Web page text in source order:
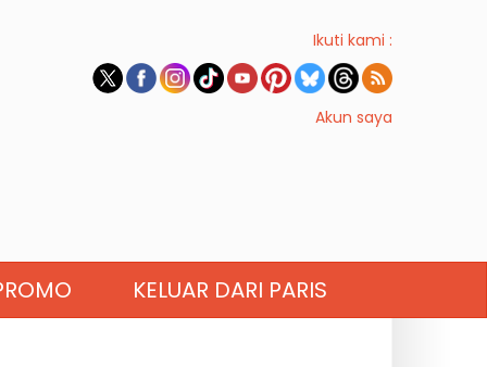
Ikuti kami :
Akun saya
KELUAR DARI PARIS